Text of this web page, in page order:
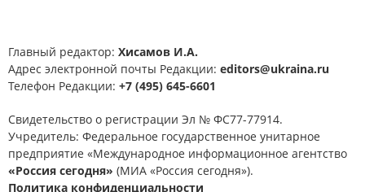
Главный редактор: Хисамов И.А.
Адрес электронной почты Редакции: editors@ukraina.ru
Телефон Редакции: +7 (495) 645-6601
Свидетельство о регистрации Эл № ФС77-77914.
Учредитель: Федеральное государственное унитарное
предприятие «Международное информационное агентство
«Россия сегодня» (МИА «Россия сегодня»).
Политика конфиденциальности